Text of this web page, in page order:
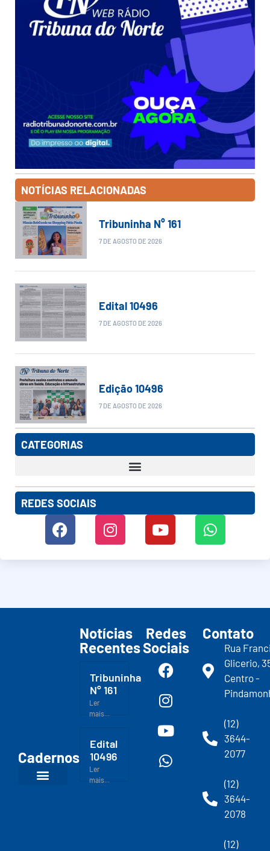
NOTÍCIAS RELACIONADAS
Tribuninha N° 161
7 DE AGOSTO DE 2026
Edital 10496
7 DE AGOSTO DE 2026
Edição 10496
7 DE AGOSTO DE 2026
CATEGORIAS
REDES SOCIAIS
Cadernos
Notícias
Recentes
Tribuninha
N° 161
Ler
mais...
Edital
10496
Ler
mais...
Redes
Sociais
Contato
Rua
Glicerio,
Centro -
(12)
3644-
2077
(12)
3644-
2078
(12)